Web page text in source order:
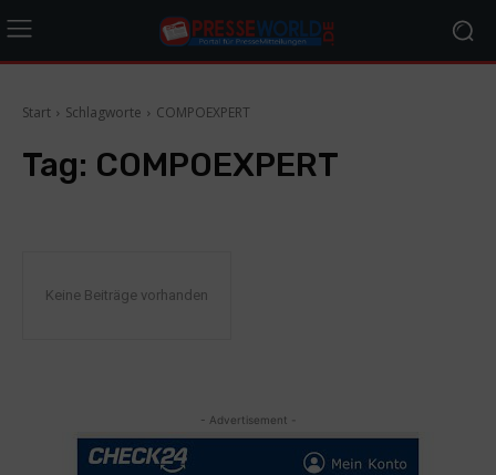
Start Schlagworte COMPOEXPERT
Tag: COMPOEXPERT
Keine Beiträge vorhanden
- Advertisement -